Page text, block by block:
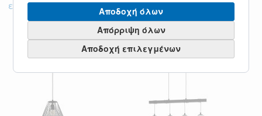
επιλογή όλων
Αποδοχή όλων
Απόρριψη όλων
Αποδοχή επιλεγμένων